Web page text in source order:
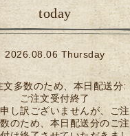
today
2026.08.06 Thursday
文多数のため、本日配送分:
ご注文受付終了
し訳ございませんが、ご注
のため、本日配送分のご注